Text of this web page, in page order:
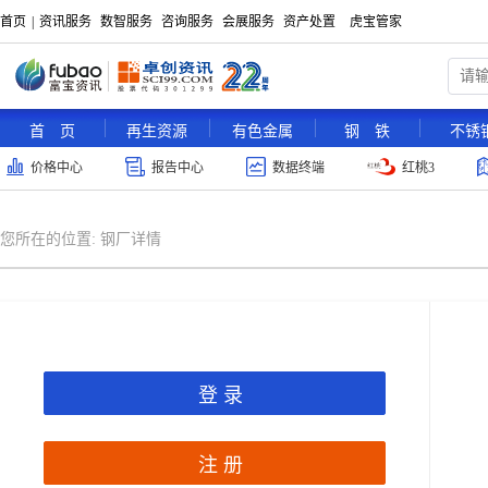
首页 资讯服务 数智服务 咨询服务 会展服务 资产处置 虎宝管家
首 页 再生资源 有色金属 钢 铁 不锈
价格中心 报告中心 数据终端 红桃3
您所在的位置: 钢厂详情